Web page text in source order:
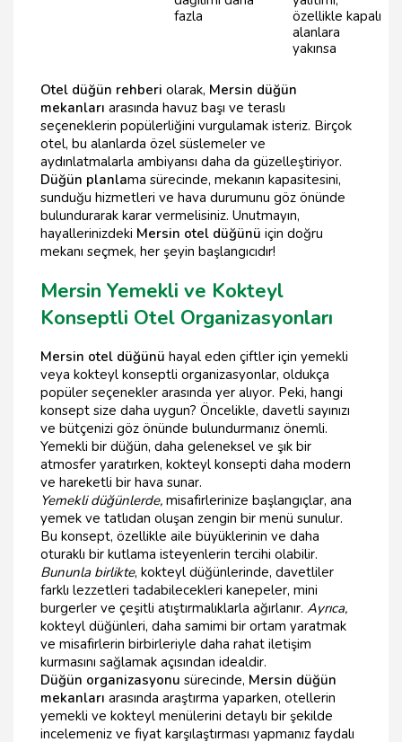
fazla
özellikle kapalı
alanlara
yakınsa
Otel düğün rehberi olarak, Mersin düğün
mekanları arasında havuz başı ve teraslı
seçeneklerin popülerliğini vurgulamak isteriz. Birçok
otel, bu alanlarda özel süslemeler ve
aydınlatmalarla ambiyansı daha da güzelleştiriyor.
Düğün planlama sürecinde, mekanın kapasitesini,
sunduğu hizmetleri ve hava durumunu göz önünde
bulundurarak karar vermelisiniz. Unutmayın,
hayallerinizdeki Mersin otel düğünü için doğru
mekanı seçmek, her şeyin başlangıcıdır!
Mersin Yemekli ve Kokteyl
Konseptli Otel Organizasyonları
Mersin otel düğünü hayal eden çiftler için yemekli
veya kokteyl konseptli organizasyonlar, oldukça
popüler seçenekler arasında yer alıyor. Peki, hangi
konsept size daha uygun? Öncelikle, davetli sayınızı
ve bütçenizi göz önünde bulundurmanız önemli.
Yemekli bir düğün, daha geleneksel ve şık bir
atmosfer yaratırken, kokteyl konsepti daha modern
ve hareketli bir hava sunar.
Yemekli düğünlerde, misafirlerinize başlangıçlar, ana
yemek ve tatlıdan oluşan zengin bir menü sunulur.
Bu konsept, özellikle aile büyüklerinin ve daha
oturaklı bir kutlama isteyenlerin tercihi olabilir.
Bununla birlikte, kokteyl düğünlerinde, davetliler
farklı lezzetleri tadabilecekleri kanepeler, mini
burgerler ve çeşitli atıştırmalıklarla ağırlanır. Ayrıca,
kokteyl düğünleri, daha samimi bir ortam yaratmak
ve misafirlerin birbirleriyle daha rahat iletişim
kurmasını sağlamak açısından idealdir.
Düğün organizasyonu sürecinde, Mersin düğün
mekanları arasında araştırma yaparken, otellerin
yemekli ve kokteyl menülerini detaylı bir şekilde
incelemeniz ve fiyat karşılaştırması yapmanız faydalı